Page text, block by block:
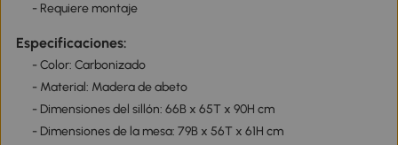
- Requiere montaje
Especificaciones:
- Color: Carbonizado
- Material: Madera de abeto
- Dimensiones del sillón: 66B x 65T x 90H cm
- Dimensiones de la mesa: 79B x 56T x 61H cm